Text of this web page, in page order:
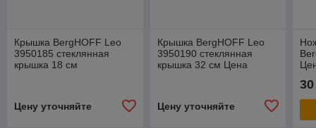
Крышка BergHOFF Leo
3950185 стеклянная
крышка 18 см
Цену уточняйте
Крышка BergHOFF Leo
3950190 стеклянная
крышка 32 см Цена
Цену уточняйте
30